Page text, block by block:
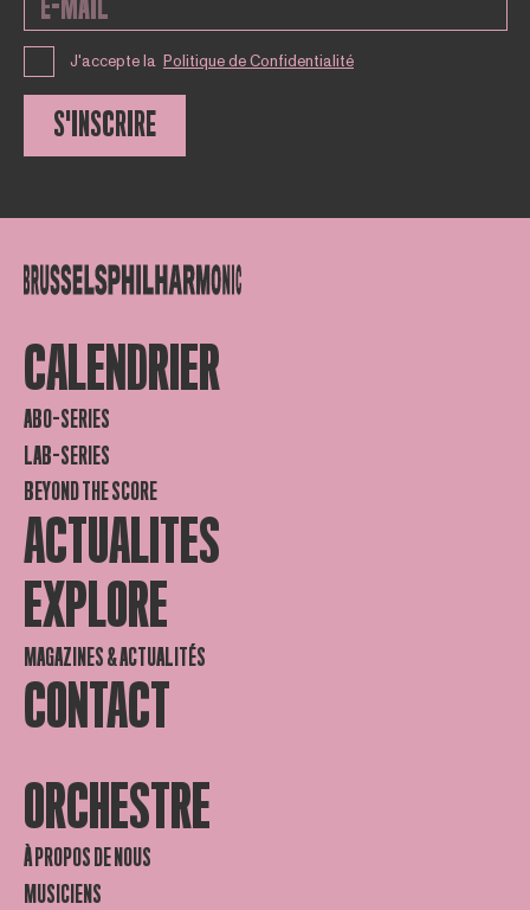
J'accepte la Politique de Confidentialité
S'INSCRIRE
CALENDRIER
ABO-SERIES
LAB-SERIES
BEYOND THE SCORE
ACTUALITES
EXPLORE
MAGAZINES & ACTUALITÉS
CONTACT
ORCHESTRE
À PROPOS DE NOUS
MUSICIENS